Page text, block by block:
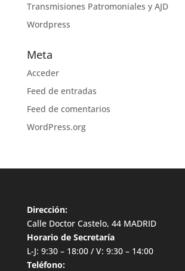
Transmisiones Patromoniales y AJD
Wordpress
Meta
Acceder
Feed de entradas
Feed de comentarios
WordPress.org
Dirección:
Calle Doctor Castelo, 44 MADRID
Horario de Secretaría
L-J: 9:30 – 18:00 / V: 9:30 – 14:00
Teléfono: